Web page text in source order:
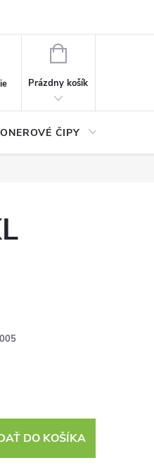
NÁKUPNÝ
Prázdny košík
ČIPY
DO KOŠÍKA